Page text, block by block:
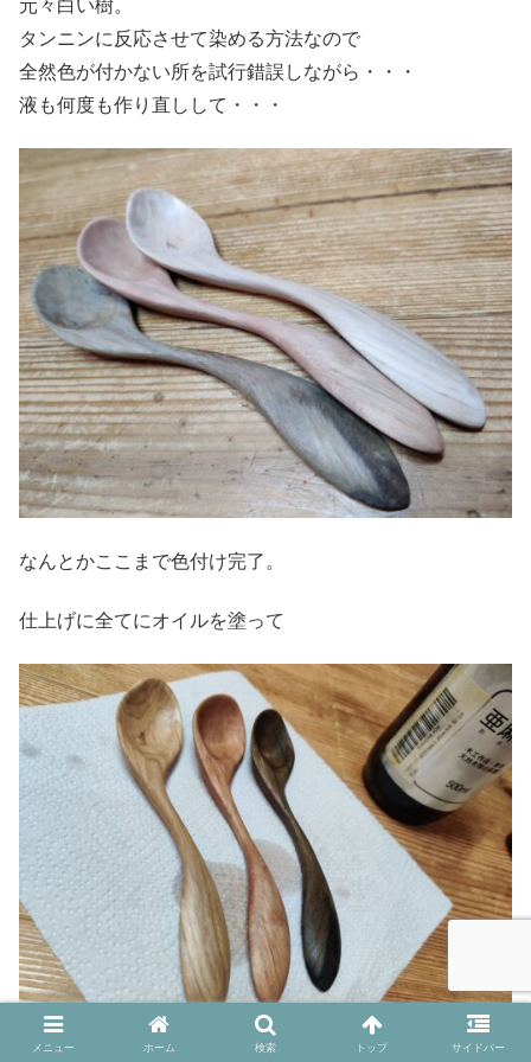
元々白い樹。
タンニンに反応させて染める方法なので
全然色が付かない所を試行錯誤しながら・・・
液も何度も作り直しして・・・
なんとかここまで色付け完了。
仕上げに全てにオイルを塗って
メニュー ホーム 検索 トップ サイドバー